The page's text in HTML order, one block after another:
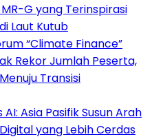
G yang Terinspirasi
Laut Kutub
“Climate Finance”
Rekor Jumlah Peserta,
Transisi
Asia Pasifik Susun Arah
yang Lebih Cerdas